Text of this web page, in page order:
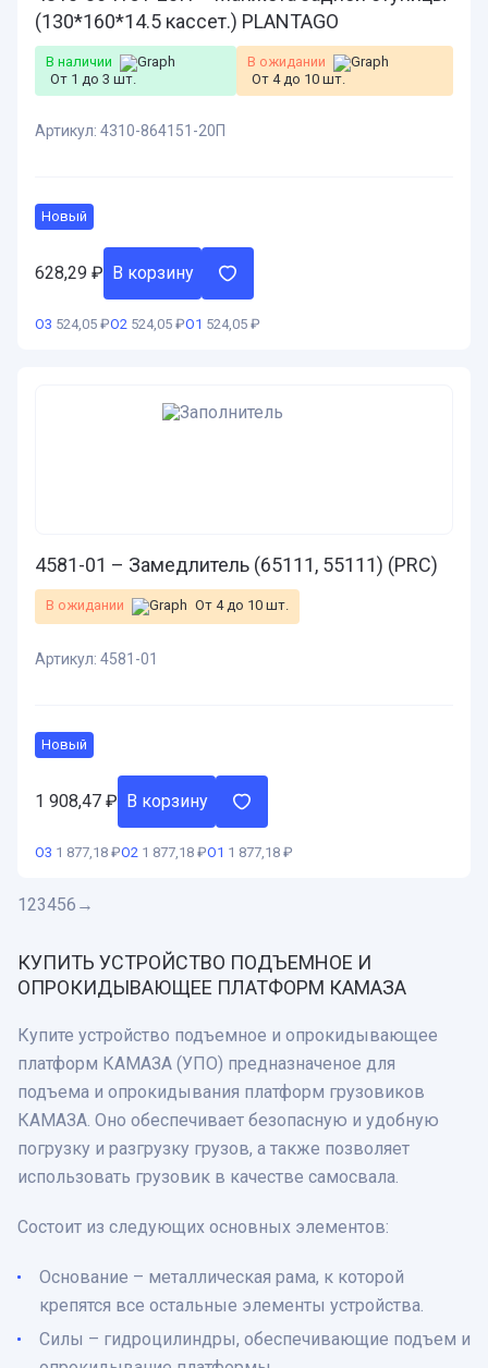
(130*160*14.5 кассет.) PLANTAGO
В наличии
От 1 до 3 шт.
В ожидании
От 4 до 10 шт.
Артикул: 4310-864151-20П
Новый
628,29 ₽ В корзину
О3 524,05 ₽О2 524,05 ₽О1 524,05 ₽
4581-01 – Замедлитель (65111, 55111) (PRC)
В ожидании От 4 до 10 шт.
Артикул: 4581-01
Новый
1 908,47 ₽ В корзину
О3 1 877,18 ₽О2 1 877,18 ₽О1 1 877,18 ₽
123456 →
КУПИТЬ УСТРОЙСТВО ПОДЪЕМНОЕ И
ОПРОКИДЫВАЮЩЕЕ ПЛАТФОРМ КАМАЗА
Купите устройство подъемное и опрокидывающее
платформ КАМАЗА (УПО) предназначеное для
подъема и опрокидывания платформ грузовиков
КАМАЗА. Оно обеспечивает безопасную и удобную
погрузку и разгрузку грузов, а также позволяет
использовать грузовик в качестве самосвала.
Состоит из следующих основных элементов:
Основание – металлическая рама, к которой
крепятся все остальные элементы устройства.
Силы – гидроцилиндры, обеспечивающие подъем и